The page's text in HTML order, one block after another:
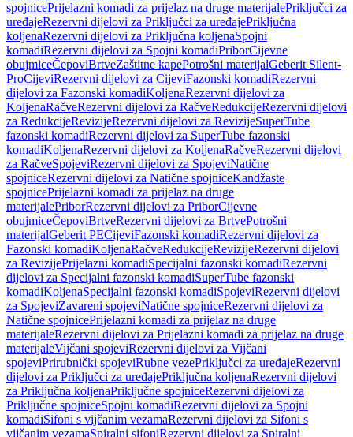
spojnicePrijelazni komadi za prijelaz na druge materijalePriključci za
uređajeRezervni dijelovi za Priključci za uređajePriključna
koljenaRezervni dijelovi za Priključna koljenaSpojni
komadiRezervni dijelovi za Spojni komadiPriborCijevne
obujmiceČepoviBrtveZaštitne kapePotrošni materijalGeberit Silent-
ProCijeviRezervni dijelovi za CijeviFazonski komadiRezervni
dijelovi za Fazonski komadiKoljenaRezervni dijelovi za
KoljenaRačveRezervni dijelovi za RačveRedukcijeRezervni dijelovi
za RedukcijeRevizijeRezervni dijelovi za RevizijeSuperTube
fazonski komadiRezervni dijelovi za SuperTube fazonski
komadiKoljenaRezervni dijelovi za KoljenaRačveRezervni dijelovi
za RačveSpojeviRezervni dijelovi za SpojeviNatične
spojniceRezervni dijelovi za Natične spojniceKandžaste
spojnicePrijelazni komadi za prijelaz na druge
materijalePriborRezervni dijelovi za PriborCijevne
obujmiceČepoviBrtveRezervni dijelovi za BrtvePotrošni
materijalGeberit PECijeviFazonski komadiRezervni dijelovi za
Fazonski komadiKoljenaRačveRedukcijeRevizijeRezervni dijelovi
za RevizijePrijelazni komadiSpecijalni fazonski komadiRezervni
dijelovi za Specijalni fazonski komadiSuperTube fazonski
komadiKoljenaSpecijalni fazonski komadiSpojeviRezervni dijelovi
za SpojeviZavareni spojeviNatične spojniceRezervni dijelovi za
Natične spojnicePrijelazni komadi za prijelaz na druge
materijaleRezervni dijelovi za Prijelazni komadi za prijelaz na druge
materijaleVijčani spojeviRezervni dijelovi za Vijčani
spojeviPrirubnički spojeviRubne vezePriključci za uređajeRezervni
dijelovi za Priključci za uređajePriključna koljenaRezervni dijelovi
za Priključna koljenaPriključne spojniceRezervni dijelovi za
Priključne spojniceSpojni komadiRezervni dijelovi za Spojni
komadiSifoni s vijčanim vezamaRezervni dijelovi za Sifoni s
vijčanim vezamaSpiralni sifoniRezervni dijelovi za Spiralni